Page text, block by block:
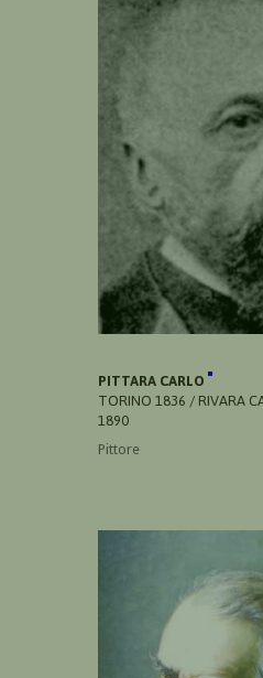
PITTARA CARLO
TORINO 1836 / RIVARA
1890
Pittore